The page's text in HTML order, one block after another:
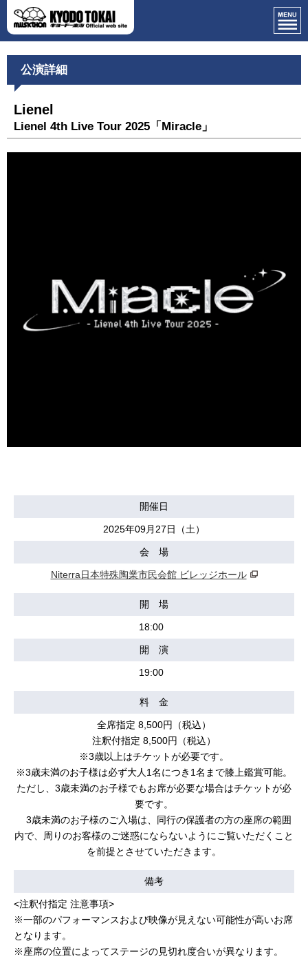
公演詳細
Lienel
Lienel 4th Live Tour 2025「Miracle」
開催日
2025年09月27日（土）
会 場
Niterra日本特殊陶業市民会館 ビレッジホール
開 場
18:00
開 演
19:00
料 金
全席指定 8,500円（税込）
注釈付指定 8,500円（税込）
※3歳以上はチケットが必要です。
※3歳未満のお子様は必ず大人1名につき1名まで膝上鑑賞可能。
ただし、3歳未満のお子様でもお席が必要な場合はチケットが必
要です。
3歳未満のお⼦様のご⼊場は、同⾏の保護者の⽅の座席の範囲
内で、周りのお客様のご迷惑にならないようにご覧いただくこと
を前提とさせていただきます。
備考
<注釈付指定 注意事項>
※一部のパフォーマンスおよび映像が見えない可能性が高いお席
となります。
※座席の位置によってステージの見切れ度合いが異なります。